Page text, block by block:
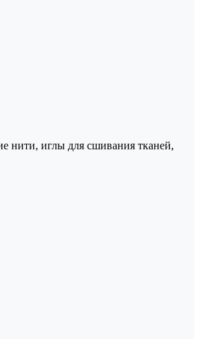
нити, иглы для сшивания тканей,